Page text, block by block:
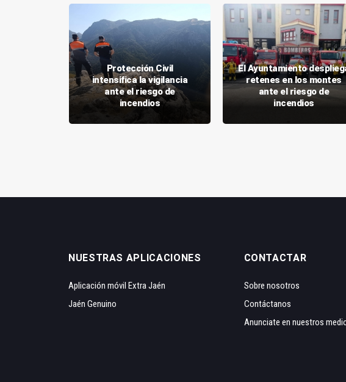
Protección Civil
intensifica la vigilancia
ante el riesgo de
incendios
El Ayuntamiento
retenes en los montes
ante el riesgo de
incendios
NUESTRAS APLICACIONES
Aplicación móvil Extra Jaén
Jaén Genuino
CONTACTAR
Sobre nosotros
Contáctanos
Anunciate en nuestros